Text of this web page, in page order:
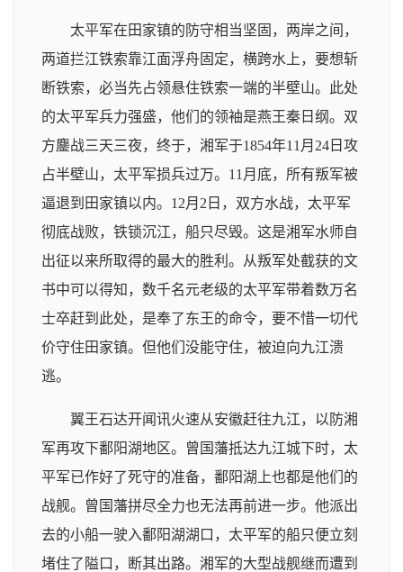
太平军在田家镇的防守相当坚固，两岸之间，
两道拦江铁索靠江面浮舟固定，横跨水上，要想斩
断铁索，必当先占领悬住铁索一端的半壁山。此处
的太平军兵力强盛，他们的领袖是燕王秦日纲。双
方鏖战三天三夜，终于，湘军于1854年11月24日攻
占半壁山，太平军损兵过万。11月底，所有叛军被
逼退到田家镇以内。12月2日，双方水战，太平军
彻底战败，铁锁沉江，船只尽毁。这是湘军水师自
出征以来所取得的最大的胜利。从叛军处截获的文
书中可以得知，数千名元老级的太平军带着数万名
士卒赶到此处，是奉了东王的命令，要不惜一切代
价守住田家镇。但他们没能守住，被迫向九江溃
逃。
翼王石达开闻讯火速从安徽赶往九江，以防湘
军再攻下鄱阳湖地区。曾国藩抵达九江城下时，太
平军已作好了死守的准备，鄱阳湖上也都是他们的
战舰。曾国藩拼尽全力也无法再前进一步。他派出
去的小船一驶入鄱阳湖湖口，太平军的船只便立刻
堵住了隘口，断其出路。湘军的大型战舰继而遭到